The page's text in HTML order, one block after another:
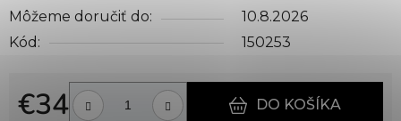
Môžeme doručiť do:
10.8.2026
Kód:
150253
€34 DO KOŠÍKA